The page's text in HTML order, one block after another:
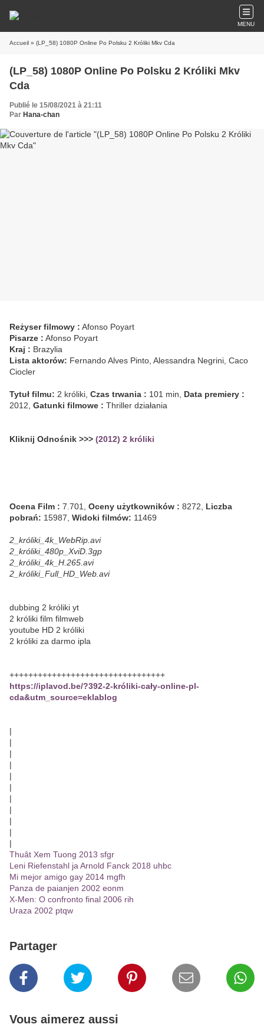
MENU
Accueil » (LP_58) 1080P Online Po Polsku 2 Króliki Mkv Cda
(LP_58) 1080P Online Po Polsku 2 Króliki Mkv
Cda
Publié le 15/08/2021 à 21:11
Par Hana-chan
Reżyser filmowy : Afonso Poyart
Pisarze : Afonso Poyart
Kraj : Brazylia
Lista aktorów: Fernando Alves Pinto, Alessandra Negrini, Caco
Ciocler
Tytuł filmu: 2 króliki, Czas trwania : 101 min, Data premiery :
2012, Gatunki filmowe : Thriller działania
Kliknij Odnośnik >>> (2012) 2 króliki
Ocena Film : 7.701, Oceny użytkowników : 8272, Liczba
pobrań: 15987, Widoki filmów: 11469
2_króliki_4k_WebRip.avi
2_króliki_480p_XviD.3gp
2_króliki_4k_H.265.avi
2_króliki_Full_HD_Web.avi
dubbing 2 króliki yt
2 króliki film filmweb
youtube HD 2 króliki
2 króliki za darmo ipla
+++++++++++++++++++++++++++++++++
https://iplavod.be/?392-2-króliki-cały-online-pl-
cda&utm_source=eklablog
|
|
|
|
|
|
|
|
|
|
|
Thuât Xem Tuong 2013 sfgr
Leni Riefenstahl ja Arnold Fanck 2018 uhbc
Mi mejor amigo gay 2014 mgfh
Panza de paianjen 2002 eonm
X-Men: O confronto final 2006 rih
Uraza 2002 ptqw
Partager
Vous aimerez aussi